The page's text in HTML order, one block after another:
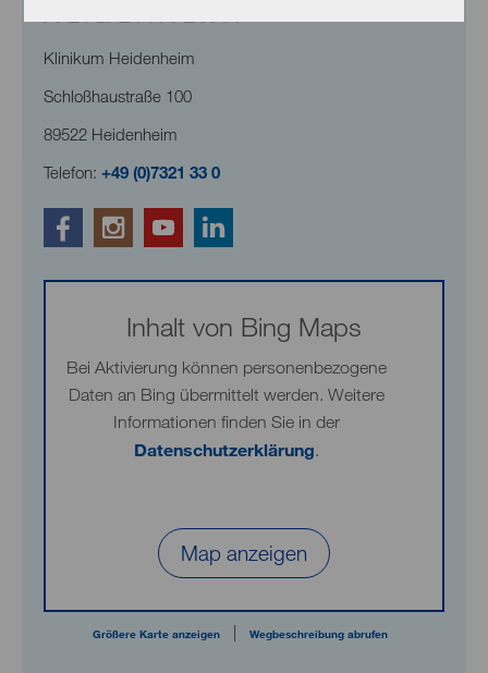
Klinikum Heidenheim
Schloßhaustraße 100
89522 Heidenheim
Telefon: +49 (0)7321 33 0
Inhalt von Bing Maps
Bei Aktivierung können personenbezogene
Daten an Bing übermittelt werden. Weitere
Informationen finden Sie in der
Datenschutzerklärung.
Map anzeigen
Größere Karte anzeigen| Wegbeschreibung abrufen